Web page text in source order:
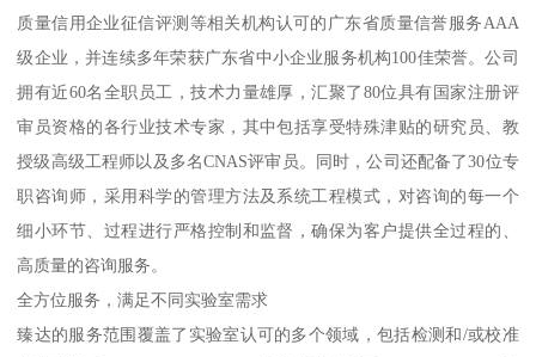
质量信用企业征信评测等相关机构认可的广东省质量信誉服务AAA
级企业，并连续多年荣获广东省中小企业服务机构100佳荣誉。公司
拥有近60名全职员工，技术力量雄厚，汇聚了80位具有国家注册评
审员资格的各行业技术专家，其中包括享受特殊津贴的研究员、教
授级高级工程师以及多名CNAS评审员。同时，公司还配备了30位专
职咨询师，采用科学的管理方法及系统工程模式，对咨询的每一个
细小环节、过程进行严格控制和监督，确保为客户提供全过程的、
高质量的咨询服务。
全方位服务，满足不同实验室需求
臻达的服务范围覆盖了实验室认可的多个领域，包括检测和/或校准